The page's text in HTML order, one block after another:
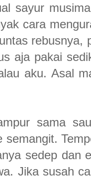
sayur
cara
rebusnya,
aja pakai
aku. Asal
sama
semangit.
sedep dan
Jika susah